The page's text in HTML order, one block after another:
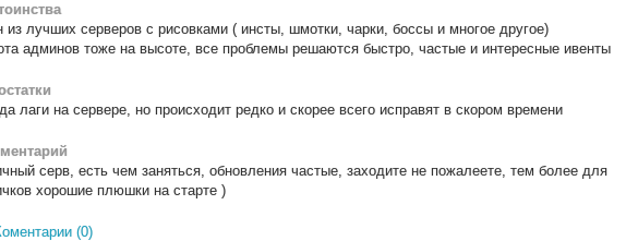
из лучших серверов с рисовками ( инсты, шмотки, чарки, боссы и многое другое)
админов тоже на высоте, все проблемы решаются быстро, частые и интересные ивенты
лаги на сервере, но происходит редко и скорее всего исправят в скором времени
серв, есть чем заняться, обновления частые, заходите не пожалеете, тем более для
хорошие плюшки на старте )
(0)